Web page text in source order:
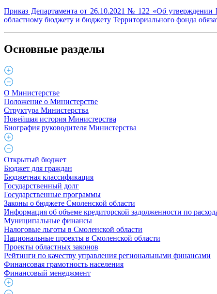
Приказ Департамента от 26.10.2021 № 122 «Об утверждении
областному бюджету и бюджету Территориального фонда
Основные разделы
О Министерстве
Положение о Министерстве
Структура Министерства
Новейшая история Министерства
Биография руководителя Министерства
Открытый бюджет
Бюджет для граждан
Бюджетная классификация
Государственный долг
Государственные программы
Законы о бюджете Смоленской области
Информация об объеме кредиторской задолженности по
Муниципальные финансы
Налоговые льготы в Смоленской области
Национальные проекты в Смоленской области
Проекты областных законов
Рейтинги по качеству управления региональными финансами
Финансовая грамотность населения
Финансовый менеджмент